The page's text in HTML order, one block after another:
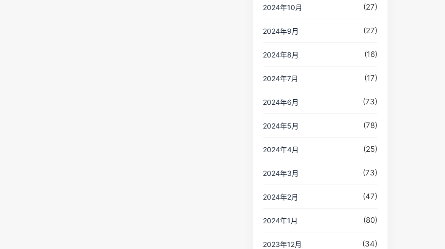
2024年10月 (27)
2024年9月 (27)
2024年8月 (16)
2024年7月 (17)
2024年6月 (73)
2024年5月 (78)
2024年4月 (25)
2024年3月 (73)
2024年2月 (47)
2024年1月 (80)
2023年12月 (34)